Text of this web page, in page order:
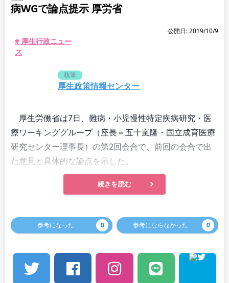
病WGで論点提示 厚労省
公開日: 2019/10/9
# 厚生行政ニュー
ス
執筆
厚生政策情報センター
厚生労働省は7日、難病・小児慢性特定疾病研究・医
療ワーキンググループ（座長＝五十嵐隆・国立成育医療
研究センター理事長）の第2回会合で、前回の会合で出
た意見と具体的な論点を示した。
続きを読む
参考になった 0 参考にならなかった 0